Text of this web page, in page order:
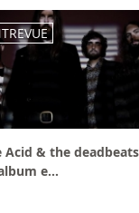
Acid & the
e...